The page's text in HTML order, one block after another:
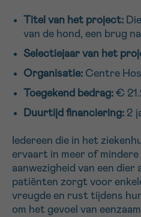
Titel van het project:
van de hond, een brug
Selectiejaar van het
Organisatie: Centre
Toegekend bedrag: €
Duurtijd financiering: 2
Iedereen die in het
ervaart in meer of
aanwezigheid van een dier
patiënten zorgt voor
vreugde en rust tijdens
om het gevoel van
EMAIL
MIJN VRAAG
16h-18h
Verder